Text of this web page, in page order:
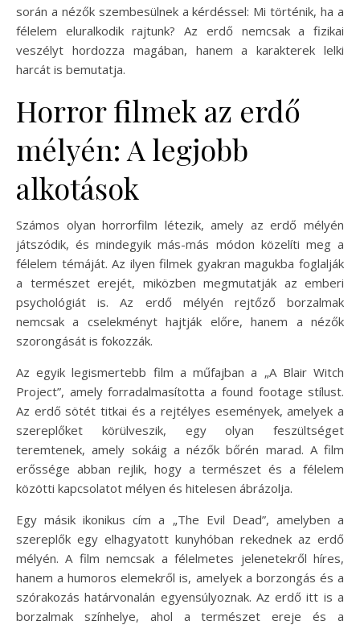
során a nézők szembesülnek a kérdéssel: Mi történik, ha a
félelem eluralkodik rajtunk? Az erdő nemcsak a fizikai
veszélyt hordozza magában, hanem a karakterek lelki
harcát is bemutatja.
Horror filmek az erdő
mélyén: A legjobb
alkotások
Számos olyan horrorfilm létezik, amely az erdő mélyén
játszódik, és mindegyik más-más módon közelíti meg a
félelem témáját. Az ilyen filmek gyakran magukba foglalják
a természet erejét, miközben megmutatják az emberi
psychológiát is. Az erdő mélyén rejtőző borzalmak
nemcsak a cselekményt hajtják előre, hanem a nézők
szorongását is fokozzák.
Az egyik legismertebb film a műfajban a „A Blair Witch
Project”, amely forradalmasította a found footage stílust.
Az erdő sötét titkai és a rejtélyes események, amelyek a
szereplőket körülveszik, egy olyan feszültséget
teremtenek, amely sokáig a nézők bőrén marad. A film
erőssége abban rejlik, hogy a természet és a félelem
közötti kapcsolatot mélyen és hitelesen ábrázolja.
Egy másik ikonikus cím a „The Evil Dead”, amelyben a
szereplők egy elhagyatott kunyhóban rekednek az erdő
mélyén. A film nemcsak a félelmetes jelenetekről híres,
hanem a humoros elemekről is, amelyek a borzongás és a
szórakozás határvonalán egyensúlyoznak. Az erdő itt is a
borzalmak színhelye, ahol a természet ereje és a